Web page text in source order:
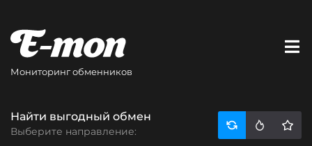
Мониторинг обменников
Найти выгодный обмен
Выберите направление: